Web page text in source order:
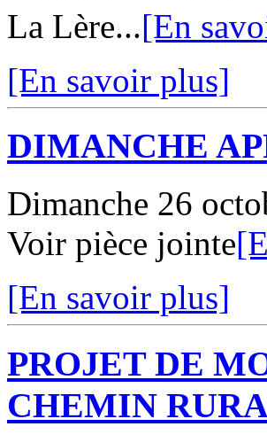
La Lère...[En
[En savoir plus]
DIMANCHE
Dimanche 26
Voir pièce jointe
[En savoir plus]
PROJET DE
CHEMIN